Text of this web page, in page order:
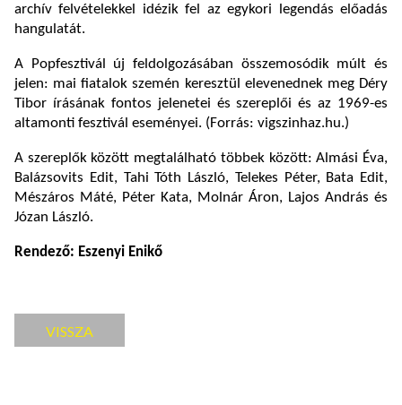
archív felvételekkel idézik fel az egykori legendás előadás
hangulatát.
A Popfesztivál új feldolgozásában összemosódik múlt és
jelen: mai fiatalok szemén keresztül elevenednek meg Déry
Tibor írásának fontos jelenetei és szereplői és az 1969-es
altamonti fesztivál eseményei. (Forrás: vigszinhaz.hu.)
A szereplők között megtalálható többek között: Almási Éva,
Balázsovits Edit, Tahi Tóth László, Telekes Péter, Bata Edit,
Mészáros Máté, Péter Kata, Molnár Áron, Lajos András és
Józan László.
Rendező: Eszenyi Enikő
VISSZA